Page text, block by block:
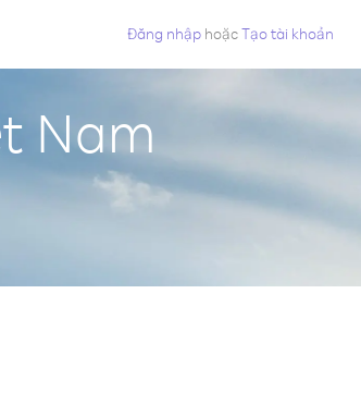
Đăng nhập hoặcTạo tài khoản
Nam